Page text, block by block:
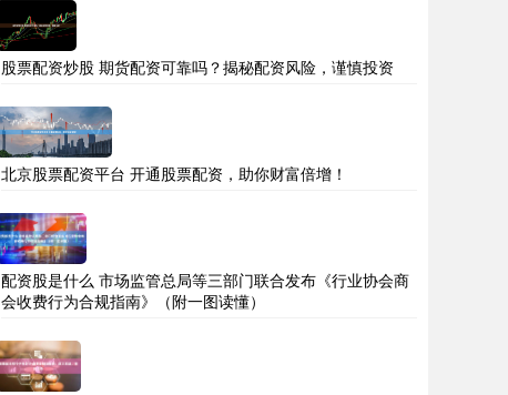
股票配资炒股 期货配资可靠吗？揭秘配资风险，谨慎投资
北京股票配资平台 开通股票配资，助你财富倍增！
配资股是什么 市场监管总局等三部门联合发布《行业协会商
会收费行为合规指南》（附一图读懂）